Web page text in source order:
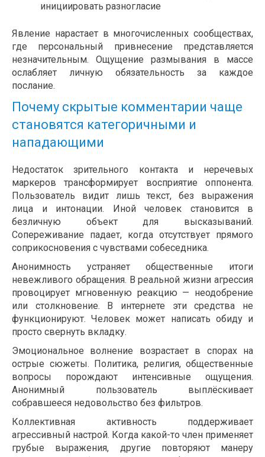
инициировать разногласие
Явление нарастает в многочисленных сообществах,
где персональный привнесение представляется
незначительным. Ощущение размывания в массе
ослабляет личную обязательность за каждое
послание.
Почему скрытые комментарии чаще
становятся категоричными и
нападающими
Недостаток зрительного контакта и неречевых
маркеров трансформирует восприятие оппонента.
Пользователь видит лишь текст, без выражения
лица и интонации. Иной человек становится в
безличную объект для высказываний.
Сопереживание падает, когда отсутствует прямого
соприкосновения с чувствами собеседника.
Анонимность устраняет общественные итоги
невежливого обращения. В реальной жизни агрессия
провоцирует мгновенную реакцию — неодобрение
или столкновение. В интернете эти средства не
функционируют. Человек может написать обиду и
просто свернуть вкладку.
Эмоциональное волнение возрастает в спорах на
острые сюжеты. Политика, религия, общественные
вопросы порождают интенсивные ощущения.
Анонимный пользователь выплёскивает
собравшееся недовольство без фильтров.
Коллективная активность поддерживает
агрессивный настрой. Когда какой-то член применяет
грубые выражения, другие повторяют манеру